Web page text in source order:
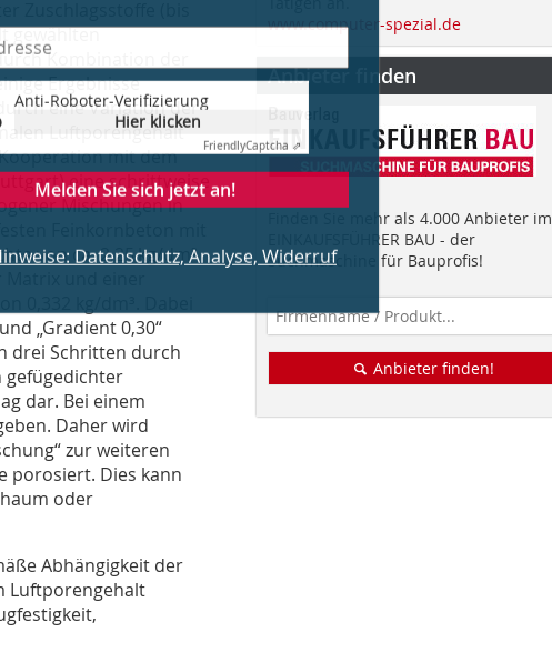
Zuschlagsstoffe (bis
gewählten
Kombination der
Ergebnisse
eine Variation der
Luftporengehalt
mit dem
eine schrittweise
Mischungen in
Feinkornbeton mit
von ca. 2,25 kg/dm³
und einer
0,332 kg/dm³. Dabei
„Gradient 0,30“
drei Schritten durch
gefügedichter
dar. Bei einem
Daher wird
zur weiteren
porosiert. Dies kann
oder
Abhängigkeit der
Luftporengehalt
www.computer-spezial.de
Anbieter finden
Finden Sie mehr als 4.000 Anbieter im
EINKAUFSFÜHRER BAU - der
Suchmaschine für Bauprofis!
Anbieter finden!